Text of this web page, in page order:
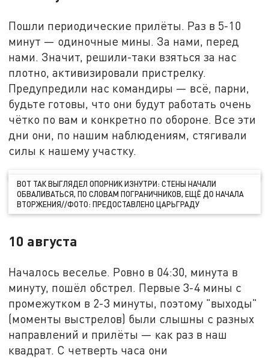
Пошли периодические прилёты. Раз в 5-10
минут — одиночные мины. За нами, перед
нами. Значит, решили-таки взяться за нас
плотно, активизировали пристрелку.
Предупредили нас командиры — всё, парни,
будьте готовы, что они будут работать очень
чётко по вам и конкретно по обороне. Все эти
дни они, по нашим наблюдениям, стягивали
силы к нашему участку.
ВОТ ТАК ВЫГЛЯДЕЛ ОПОРНИК ИЗНУТРИ: СТЕНЫ НАЧАЛИ
ОБВАЛИВАТЬСЯ, ПО СЛОВАМ ПОГРАНИЧНИКОВ, ЕЩЁ ДО НАЧАЛА
ВТОРЖЕНИЯ//ФОТО: ПРЕДОСТАВЛЕНО ЦАРЬГРАДУ
10 августа
Началось веселье. Ровно в 04:30, минута в
минуту, пошёл обстрел. Первые 3-4 мины с
промежутком в 2-3 минуты, поэтому "выходы"
(моменты выстрелов) были слышны с разных
направлений и прилёты — как раз в наш
квадрат. С четверть часа они